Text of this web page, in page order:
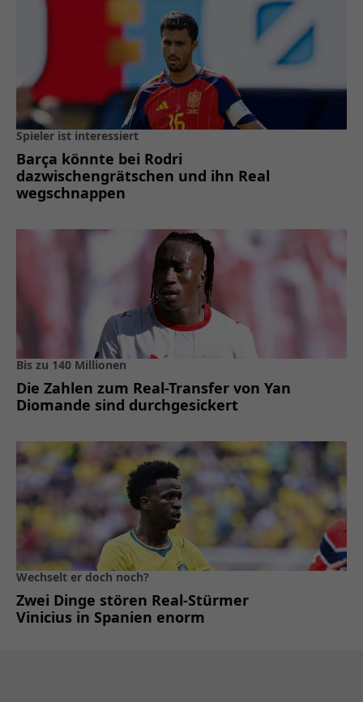
Spieler ist interessiert
Barça könnte bei Rodri
dazwischengrätschen und ihn Real
wegschnappen
Bis zu 140 Millionen
Die Zahlen zum Real-Transfer von Yan
Diomande sind durchgesickert
Wechselt er doch noch?
Zwei Dinge stören Real-Stürmer
Vinicius in Spanien enorm